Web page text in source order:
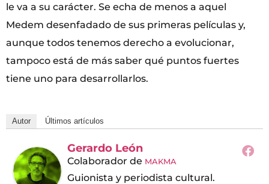
le va a su carácter. Se echa de menos a aquel
Medem desenfadado de sus primeras películas y,
aunque todos tenemos derecho a evolucionar,
tampoco está de más saber qué puntos fuertes
tiene uno para desarrollarlos.
Autor Últimos artículos
Gerardo León
Colaborador de MAKMA
Guionista y periodista cultural.